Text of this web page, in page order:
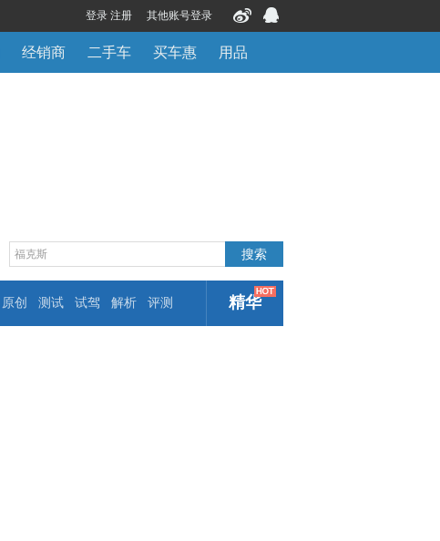
其他账号登录
登录 注册
经销商 二手车 买车惠 用品
原创 测试 试驾 解析 评测 精华